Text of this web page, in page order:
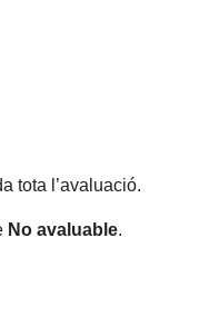
tota l’avaluació.
No avaluable.